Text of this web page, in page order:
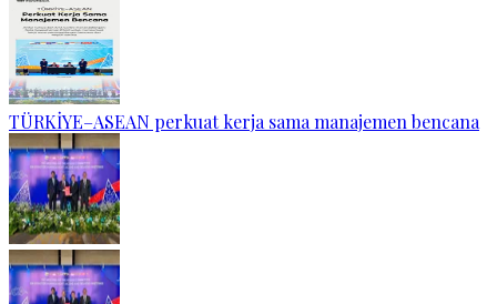
TÜRKİYE–ASEAN perkuat kerja sama manajemen bencana